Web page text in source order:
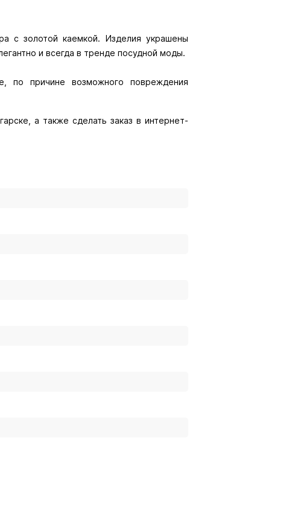
c золотой каемкой. Изделия украшены
и всегда в тренде посудной моды.
по причине возможного повреждения
а также сделать заказ в интернет-